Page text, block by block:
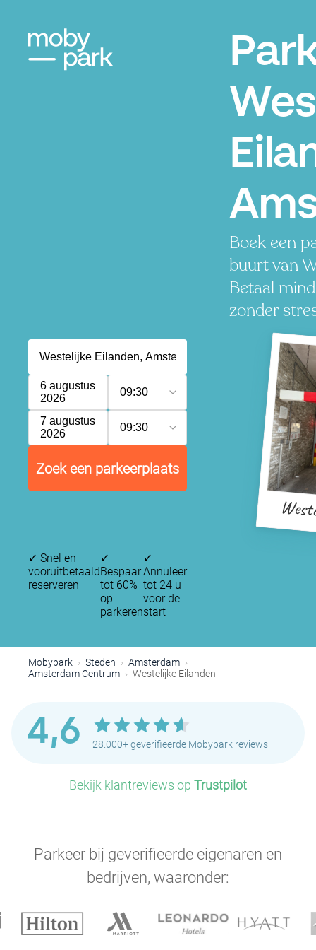
Boek een
buurt van
Betaal
zonder
6 augustus
2026
09:30
7 augustus
2026
09:30
Zoek een parkeerplaats
✓ Snel en
vooruitbetaald
reserveren
✓
Bespaar
tot 60%
op
parkeren
✓
Annuleer
tot 24 u
voor de
start
Mobypark Steden
Amsterdam
Amsterdam Centrum
Westelijke Eilanden
4,6 28.000+ geverifieerde Mobypark reviews
Bekijk klantreviews op Trustpilot
Parkeer bij geverifieerde eigenaren en
bedrijven, waaronder:
P